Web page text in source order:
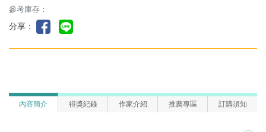
參考庫存：
分享：
內容簡介 得獎紀錄 作家介紹 推薦專區 訂購須知